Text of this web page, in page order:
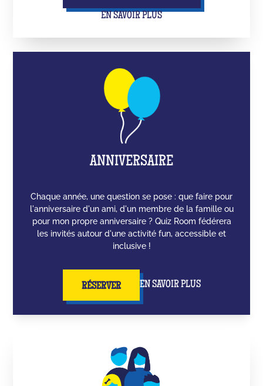
EN SAVOIR PLUS
ANNIVERSAIRE
Chaque année, une question se pose : que faire pour
l'anniversaire d'un ami, d'un membre de la famille ou
pour mon propre anniversaire ? Quiz Room fédérera
les invités autour d'une activité fun, accessible et
inclusive !
RÉSERVER EN SAVOIR PLUS